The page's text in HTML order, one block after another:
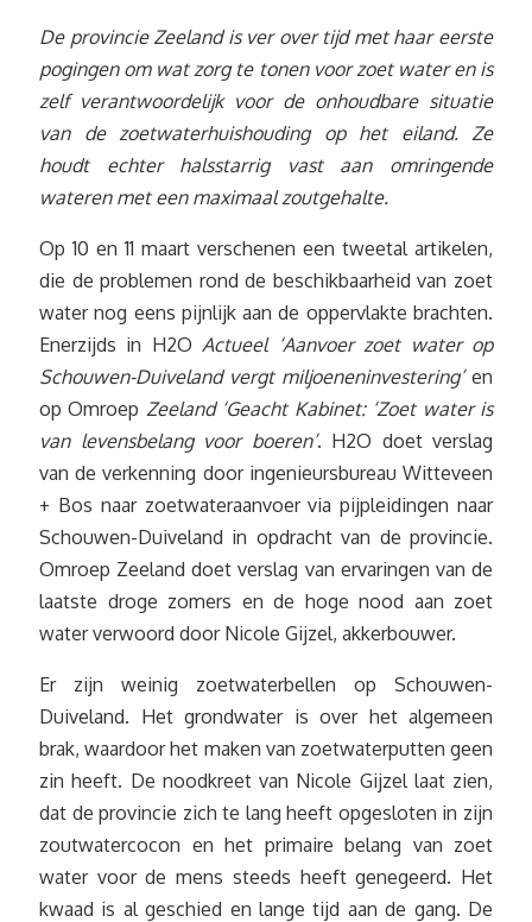
De provincie Zeeland is ver over tijd met haar eerste
pogingen om wat zorg te tonen voor zoet water en is
zelf verantwoordelijk voor de onhoudbare situatie
van de zoetwaterhuishouding op het eiland. Ze
houdt echter halsstarrig vast aan omringende
wateren met een maximaal zoutgehalte.
Op 10 en 11 maart verschenen een tweetal artikelen,
die de problemen rond de beschikbaarheid van zoet
water nog eens pijnlijk aan de oppervlakte brachten.
Enerzijds in H2OActueel ‘Aanvoer zoet water op
Schouwen-Duiveland vergt miljoeneninvestering’ en
op Omroep Zeeland ‘Geacht Kabinet: ‘Zoet water is
van levensbelang voor boeren’. H2O doet verslag
van de verkenning door ingenieursbureau Witteveen
+ Bos naar zoetwateraanvoer via pijpleidingen naar
Schouwen-Duiveland in opdracht van de provincie.
Omroep Zeeland doet verslag van ervaringen van de
laatste droge zomers en de hoge nood aan zoet
water verwoord door Nicole Gijzel, akkerbouwer.
Er zijn weinig zoetwaterbellen op Schouwen-
Duiveland. Het grondwater is over het algemeen
brak, waardoor het maken van zoetwaterputten geen
zin heeft. De noodkreet van Nicole Gijzel laat zien,
dat de provincie zich te lang heeft opgesloten in zijn
zoutwatercocon en het primaire belang van zoet
water voor de mens steeds heeft genegeerd. Het
kwaad is al geschied en lange tijd aan de gang. De